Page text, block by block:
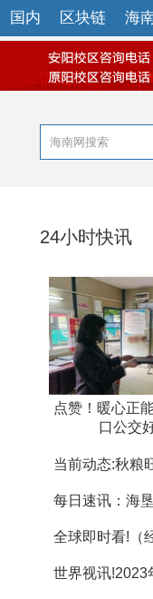
国内 区块链 海
24小时快讯
点赞！暖心正
口公交
当前动态:秋粮
每日速讯：海
全球即时看!（
世界视讯!2023